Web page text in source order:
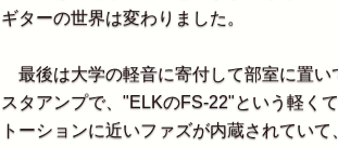
ギターの世界は変わりました。
最後は大学の軽音に寄付して部室に置い
スタアンプで、"ELKのFS-22"という軽く
トーションに近いファズが内蔵されてい